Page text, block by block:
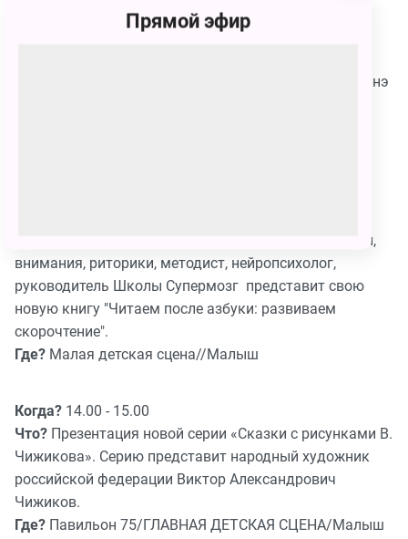
17.00 - 18.00
Виктории Кирдий в рамках презентации книги Наринэ
Гюзель Абдулова - тренер по развитию памяти,
внимания, риторики, методист, нейропсихолог,
руководитель Школы Супермозг представит свою
новую книгу "Читаем после азбуки: развиваем
скорочтение".
Где? Малая детская сцена//Малыш
Когда? 14.00 - 15.00
Что? Презентация новой серии «Сказки с рисунками В.
Чижикова». Серию представит народный художник
российской федерации Виктор Александрович
Чижиков.
Где? Павильон 75/ГЛАВНАЯ ДЕТСКАЯ СЦЕНА/Малыш
Прямой эфир